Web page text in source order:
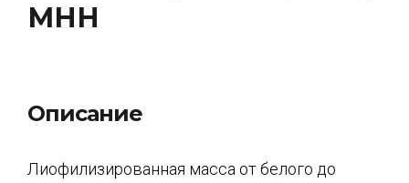
МНН
Описание
Лиофилизированная масса от белого до